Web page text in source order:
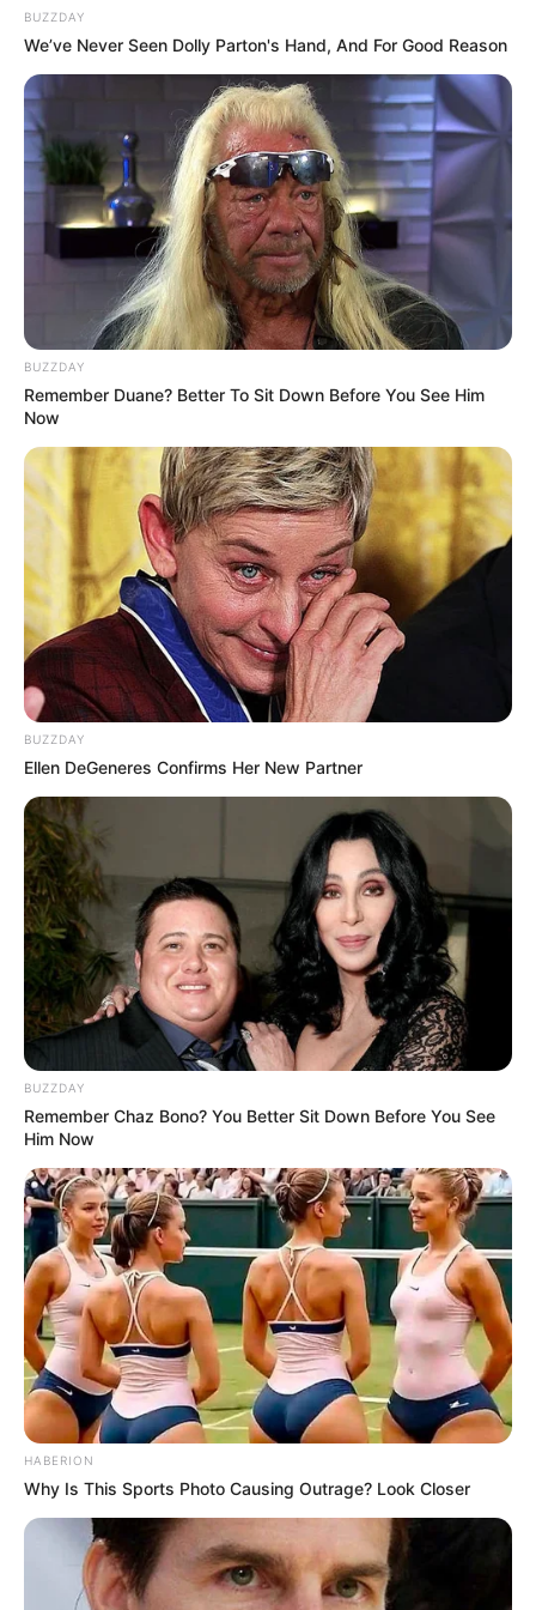
Los senos pequeños tienden a mantener su
forma con el paso del tiempo, lo que contribuye
a unaapariencia más firme y juvenilincluso
en la madurez. Además, muchas mujeres
encuentran que un busto discreto les da una
estética más elegante y refinada, sobre todo al
usar ropa con escotes sutiles o vestidos de
gala.
BUZZDAY
We’ve Never Seen Dolly Parton's Hand, And For Good Reason
BUZZDAY
Remember Duane? Better To Sit Down Before You See Him
Now
BUZZDAY
Ellen DeGeneres Confirms Her New Partner
BUZZDAY
Remember Chaz Bono? You Better Sit Down Before You See
Him Now
HABERION
Why Is This Sports Photo Causing Outrage? Look Closer